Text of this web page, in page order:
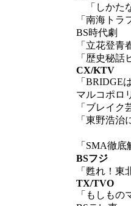
「しかた
「南海トラ
BS時代劇
「立花登青
「歴史秘話
CX/KTV
「BRIDGE
マルコポロ
「ブレイ
「東野浩治
山
「SMA徹
BSフジ
「甦れ！東
TX/TVO
「もしも